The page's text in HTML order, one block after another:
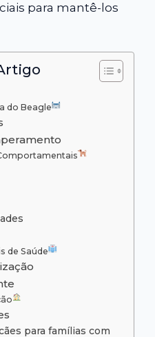
para mantê-los
do Beagle
de Saúde
para famílias com